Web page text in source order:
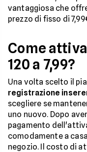
vantaggiosa che
prezzo di fisso di
Come
120 a 7,99?
Una volta scelto il
registrazione
scegliere se
uno nuovo. Dopo
pagamento
comodamente a
negozio. Il costo di